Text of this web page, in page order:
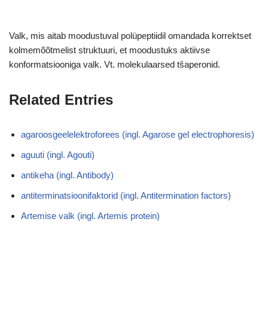
Valk, mis aitab moodustuval polüpeptiidil omandada korrektset
kolmemõõtmelist struktuuri, et moodustuks aktiivse
konformatsiooniga valk. Vt. molekulaarsed tšaperonid.
Related Entries
agaroosgeelelektroforees (ingl. Agarose gel electrophoresis)
aguuti (ingl. Agouti)
antikeha (ingl. Antibody)
antiterminatsioonifaktorid (ingl. Antitermination factors)
Artemise valk (ingl. Artemis protein)